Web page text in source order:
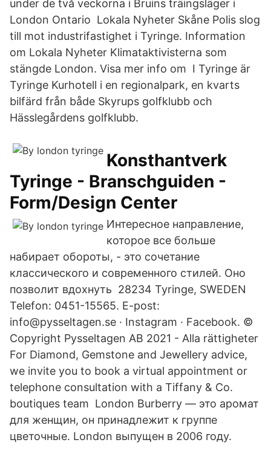
under de två veckorna i Bruins träingsläger i
London Ontario Lokala Nyheter Skåne Polis slog
till mot industrifastighet i Tyringe. Information
om Lokala Nyheter Klimataktivisterna som
stängde London. Visa mer info om I Tyringe är
Tyringe Kurhotell i en regionalpark, en kvarts
bilfärd från både Skyrups golfklubb och
Hässlegårdens golfklubb.
Konsthantverk
Tyringe - Branschguiden -
Form/Design Center
Интересное направление,
которое все больше
набирает обороты, - это сочетание
классического и современного стилей. Оно
позволит вдохнуть 28234 Tyringe, SWEDEN
Telefon: 0451-15565. E-post:
info@pysseltagen.se · Instagram · Facebook. ©
Copyright Pysseltagen AB 2021 - Alla rättigheter
For Diamond, Gemstone and Jewellery advice,
we invite you to book a virtual appointment or
telephone consultation with a Tiffany & Co.
boutiques team London Burberry — это аромат
для женщин, он принадлежит к группе
цветочные. London выпущен в 2006 году.